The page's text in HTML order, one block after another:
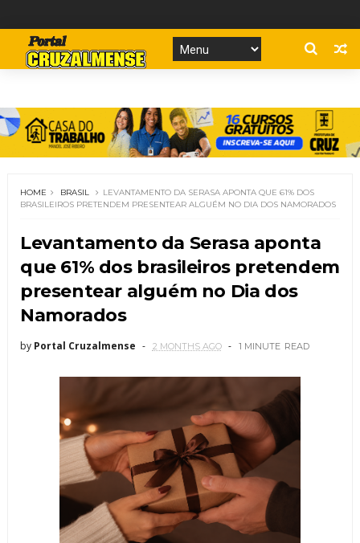
HOME BRASIL
LEVANTAMENTO DA SERASA APONTA QUE 61% DOS
BRASILEIROS PRETENDEM PRESENTEAR ALGUÉM NO DIA DOS NAMORADOS
Levantamento da Serasa aponta
que 61% dos brasileiros pretendem
presentear alguém no Dia dos
Namorados
by Portal Cruzalmense 2 MONTHS AGO 1 MINUTE READ